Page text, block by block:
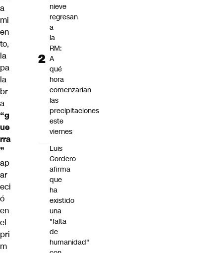
a
mi
en
to,
la
pa
la
br
a
“g
ue
rra
”
ap
ar
eci
ó
en
el
pri
m
nieve
regresan
a
la
RM:
A
qué
hora
comenzarían
las
precipitaciones
este
viernes
Luis
Cordero
afirma
que
ha
existido
una
"falta
de
humanidad"